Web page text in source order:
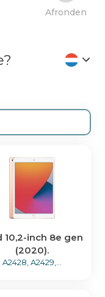
Afronden
10,2-inch 8e gen
(2020).
A2428, A2429,...